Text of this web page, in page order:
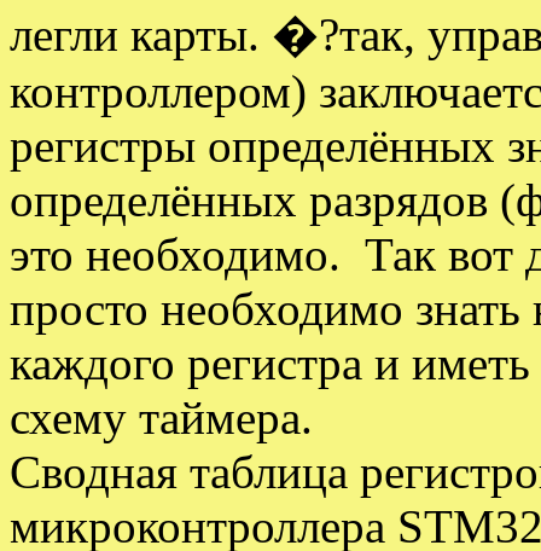
легли карты. �?так,
контроллером)
регистры определённых
определённых разрядов
это необходимо. Так вот
просто необходимо знать
каждого регистра и
схему таймера.
Сводная таблица
микроконтроллера